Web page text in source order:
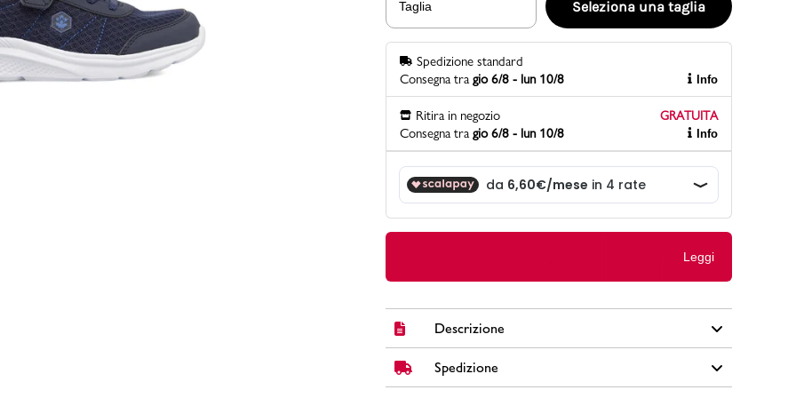
Scopri di più
PittaRosso PittaRosso
Gioco della scarpa al matrimonio e idee
divertenti con le calzature
Taglia Seleziona una taglia
Spedizione standard
Consegna tra gio 6/8 - lun 10/8 Info
Ritira in negozio
GRATUITA
Consegna tra gio 6/8 - lun 10/8 Info
Leggi
Descrizione
Accompagna le avventure quotidiane del tuo piccolo con
queste sneakers blu firmate Lumberjack. Realizzate con
Spedizione